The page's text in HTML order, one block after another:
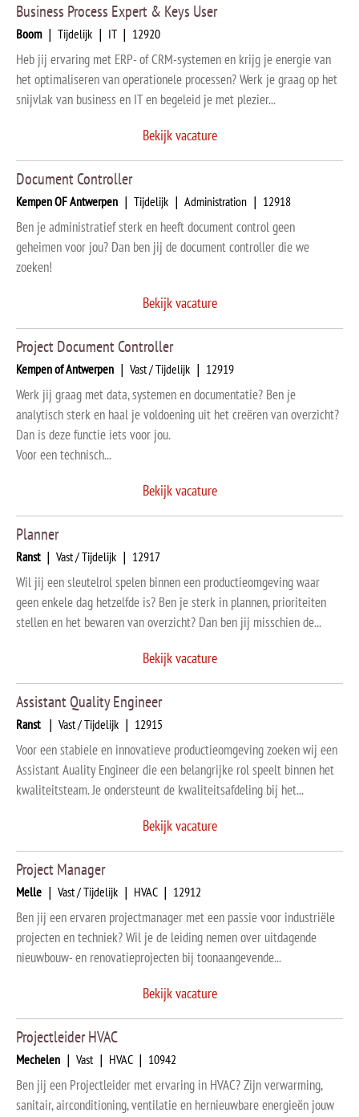
Business Process Expert & Keys User
Boom | Tijdelijk | IT | 12920
Heb jij ervaring met ERP- of CRM-systemen en krijg je energie van
het optimaliseren van operationele processen? Werk je graag op het
snijvlak van business en IT en begeleid je met plezier...
Bekijk vacature
Document Controller
Kempen OF Antwerpen | Tijdelijk | Administration | 12918
Ben je administratief sterk en heeft document control geen
geheimen voor jou? Dan ben jij de document controller die we
zoeken!
Bekijk vacature
Project Document Controller
Kempen of Antwerpen | Vast / Tijdelijk | 12919
Werk jij graag met data, systemen en documentatie? Ben je
analytisch sterk en haal je voldoening uit het creëren van overzicht?
Dan is deze functie iets voor jou.
Voor een technisch...
Bekijk vacature
Planner
Ranst | Vast / Tijdelijk | 12917
Wil jij een sleutelrol spelen binnen een productieomgeving waar
geen enkele dag hetzelfde is? Ben je sterk in plannen, prioriteiten
stellen en het bewaren van overzicht? Dan ben jij misschien de...
Bekijk vacature
Assistant Quality Engineer
Ranst | Vast / Tijdelijk | 12915
Voor een stabiele en innovatieve productieomgeving zoeken wij een
Assistant Auality Engineer die een belangrijke rol speelt binnen het
kwaliteitsteam. Je ondersteunt de kwaliteitsafdeling bij het...
Bekijk vacature
Project Manager
Melle | Vast / Tijdelijk | HVAC | 12912
Ben jij een ervaren projectmanager met een passie voor industriële
projecten en techniek? Wil je de leiding nemen over uitdagende
nieuwbouw- en renovatieprojecten bij toonaangevende...
Bekijk vacature
Projectleider HVAC
Mechelen | Vast | HVAC | 10942
Ben jij een Projectleider met ervaring in HVAC? Zijn verwarming,
sanitair, airconditioning, ventilatie en hernieuwbare energieën jouw